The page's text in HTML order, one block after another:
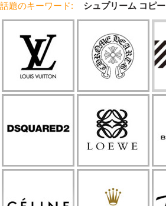
話題のキーワード: シュプリーム コピー